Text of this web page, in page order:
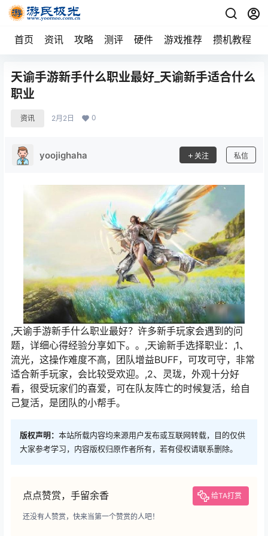
首页 资讯 攻略 测评 硬件 游戏推荐 攒机教程
天谕手游新手什么职业最好_天谕新手适合什么
职业
资讯 2月2日 0
yoojighaha 关注 私信
,天谕手游新手什么职业最好？许多新手玩家会遇到的问
题，详细心得经验分享如下。。,天谕新手选择职业：,1、
流光，这操作难度不高，团队增益BUFF，可攻可守，非常
适合新手玩家，会比较受欢迎。,2、灵珑，外观十分好
看，很受玩家们的喜爱，可在队友阵亡的时候复活，给自
己复活，是团队的小帮手。
版权声明： 本站所载内容均来源用户发布或互联网转载，目的仅供
大家参考学习，内容版权归原作者所有，若有侵权请联系删除。
点点赞赏，手留余香 给TA打赏
还没有人赞赏，快来当第一个赞赏的人吧！